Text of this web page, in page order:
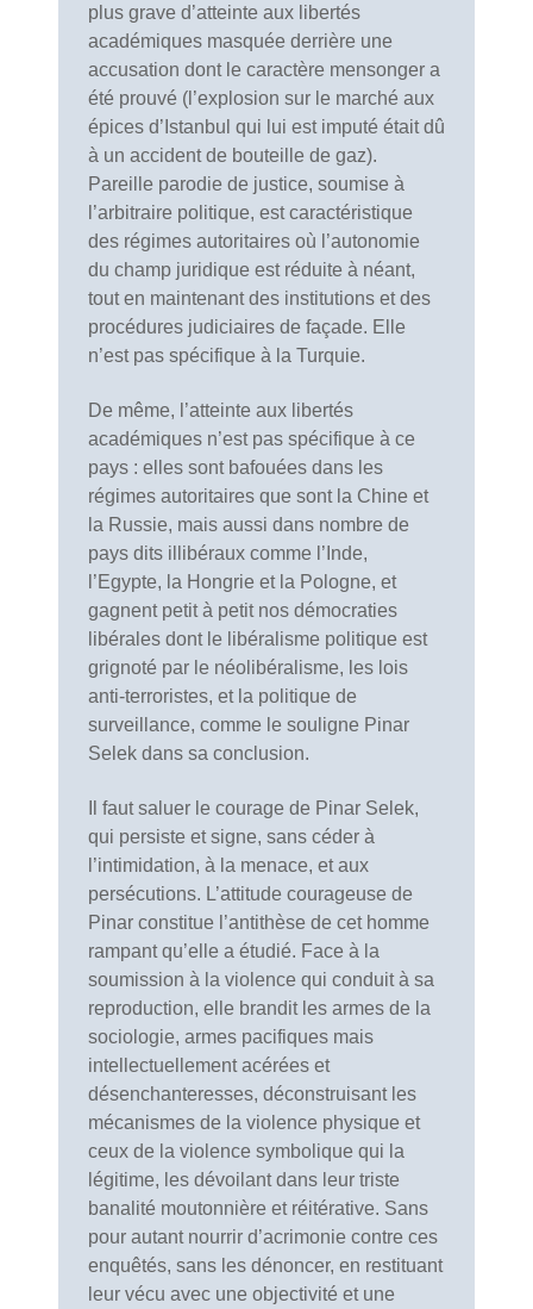
plus grave d’atteinte aux libertés
académiques masquée derrière une
accusation dont le caractère mensonger a
été prouvé (l’explosion sur le marché aux
épices d’Istanbul qui lui est imputé était dû
à un accident de bouteille de gaz).
Pareille parodie de justice, soumise à
l’arbitraire politique, est caractéristique
des régimes autoritaires où l’autonomie
du champ juridique est réduite à néant,
tout en maintenant des institutions et des
procédures judiciaires de façade. Elle
n’est pas spécifique à la Turquie.
De même, l’atteinte aux libertés
académiques n’est pas spécifique à ce
pays : elles sont bafouées dans les
régimes autoritaires que sont la Chine et
la Russie, mais aussi dans nombre de
pays dits illibéraux comme l’Inde,
l’Egypte, la Hongrie et la Pologne, et
gagnent petit à petit nos démocraties
libérales dont le libéralisme politique est
grignoté par le néolibéralisme, les lois
anti-terroristes, et la politique de
surveillance, comme le souligne Pinar
Selek dans sa conclusion.
Il faut saluer le courage de Pinar Selek,
qui persiste et signe, sans céder à
l’intimidation, à la menace, et aux
persécutions. L’attitude courageuse de
Pinar constitue l’antithèse de cet homme
rampant qu’elle a étudié. Face à la
soumission à la violence qui conduit à sa
reproduction, elle brandit les armes de la
sociologie, armes pacifiques mais
intellectuellement acérées et
désenchanteresses, déconstruisant les
mécanismes de la violence physique et
ceux de la violence symbolique qui la
légitime, les dévoilant dans leur triste
banalité moutonnière et réitérative. Sans
pour autant nourrir d’acrimonie contre ces
enquêtés, sans les dénoncer, en restituant
leur vécu avec une objectivité et une